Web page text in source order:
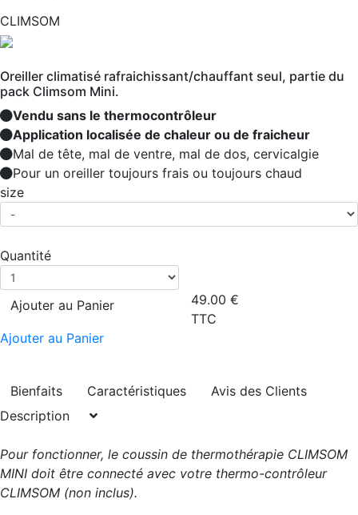
CLIMSOM
Oreiller climatisé rafraichissant/chauffant seul, partie du
pack Climsom Mini.
Vendu sans le thermocontrôleur
Application localisée de chaleur ou de fraicheur
Mal de tête, mal de ventre, mal de dos, cervicalgie
Pour un oreiller toujours frais ou toujours chaud
size
Quantité
Ajouter au Panier
Ajouter au Panier
49.00 €
TTC
Bienfaits Caractéristiques
Avis des Clients
Description
Pour fonctionner, le coussin de thermothérapie CLIMSOM
MINI doit être connecté avec votre thermo-contrôleur
CLIMSOM (non inclus).